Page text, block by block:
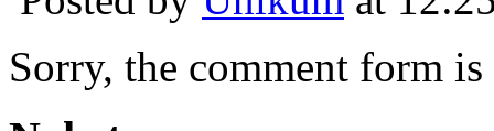
Sorry, the comment form